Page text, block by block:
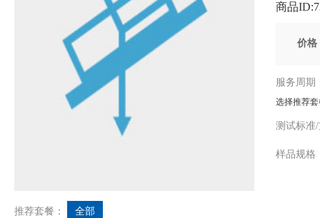
商品
价
服务周
选择推荐
测试标
样品规
推荐套餐： 全部